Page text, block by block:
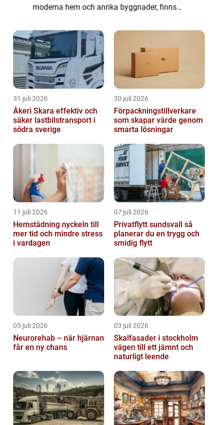
moderna hem och anrika byggnader, finns
golvslipning. G...
31 juli 2026
Åkeri Skara effektiv och
säker lastbilstransport i
södra sverige
30 juli 2026
Förpackningstillverkare
som skapar värde genom
smarta lösningar
11 juli 2026
Hemstädning nyckeln till
mer tid och mindre stress
i vardagen
07 juli 2026
Privatflytt sundsvall så
planerar du en trygg och
smidig flytt
05 juli 2026
Neurorehab – när hjärnan
får en ny chans
03 juli 2026
Skalfasader i stockholm
vägen till ett jämnt och
naturligt leende